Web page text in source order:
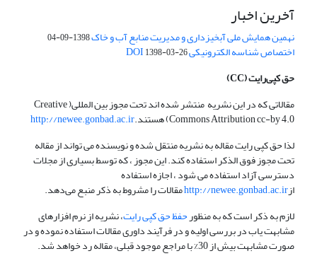
آخرین اخبار
نهمین همایش ملی آبخیزداری و مدیریت منابع آب و خاک1398-09-04
اختصاص شناسه الکترونیکی DOI1398-03-26
حق کپی‌رایت(CC)
مقالاتی که در این نشریه منتشر شده اند تحت مجوز بین المللی( Creative
Commons Attribution cc-by 4.0) هستند.
http://newee.gonbad.ac.ir
لذا حق کپی رایت مقاله به نشریه منتقل شده و نویسنده می تواند از مقاله
تحت مجوز فوق الذکر استفاده کند. این مجوز ، که توسط بسیاری از مجلات
دسترسی آزاد استفاده می شود ، اجازه استفاده
ازhttp://newee.gonbad.ac.irمقالات را مشروط به ذکر منبع می‌دهد.
لازم به ذکر است که به منظورحفظ حق کپی رایت، نشریه از نرم افزارهای
مشابهت یاب در بررسی اولیه و در فرآیند داوری مقالات استفاده نموده و در
صورت مشابهت بیش از 30% با مراجع موجود قبلی، مقاله رد خواهد شد.